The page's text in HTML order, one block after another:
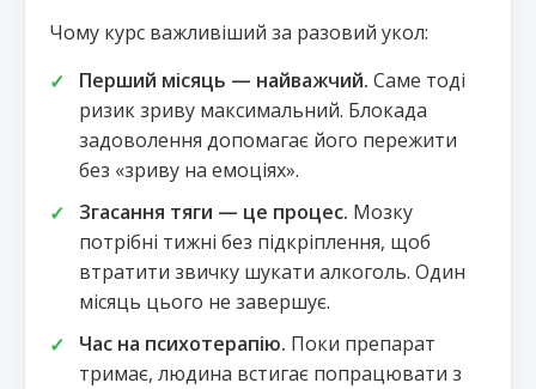
Чому курс важливіший за разовий укол:
Перший місяць — найважчий. Саме тоді
ризик зриву максимальний. Блокада
задоволення допомагає його пережити
без «зриву на емоціях».
Згасання тяги — це процес. Мозку
потрібні тижні без підкріплення, щоб
втратити звичку шукати алкоголь. Один
місяць цього не завершує.
Час на психотерапію. Поки препарат
тримає, людина встигає попрацювати з